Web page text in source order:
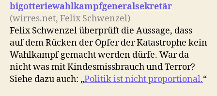
bigotteriewahlkampfgeneralsekretär
(wirres.net, Felix Schwenzel)
Felix Schwenzel überprüft die Aussage, dass
auf dem Rücken der Opfer der Katastrophe kein
Wahlkampf gemacht werden dürfe. War da
nicht was mit Kindesmissbrauch und Terror?
Siehe dazu auch: „Politik ist nicht proportional.“